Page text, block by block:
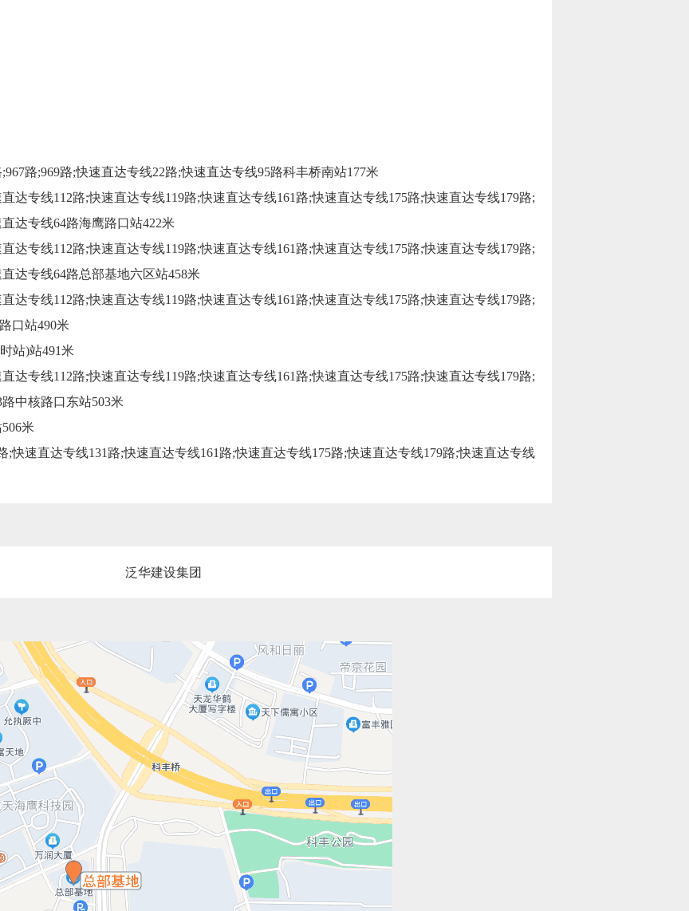
路;969路;快速直达专线22路;快速直达专线95路科丰桥南站177米
达专线112路;快速直达专线119路;快速直达专线161路;快速直达专线175路;快速直达专线179路;
达专线64路海鹰路口站422米
达专线112路;快速直达专线119路;快速直达专线161路;快速直达专线175路;快速直达专线179路;
达专线64路总部基地六区站458米
达专线112路;快速直达专线119路;快速直达专线161路;快速直达专线175路;快速直达专线179路;
口站490米
站)站491米
达专线112路;快速直达专线119路;快速直达专线161路;快速直达专线175路;快速直达专线179路;
中核路口东站503米
米
;快速直达专线131路;快速直达专线161路;快速直达专线175路;快速直达专线179路;快速直达专线
泛华建设集团